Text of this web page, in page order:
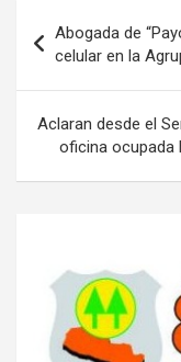
de
entradas
Abogada de
celular en la
Aclaran desde el
oficina ocupada